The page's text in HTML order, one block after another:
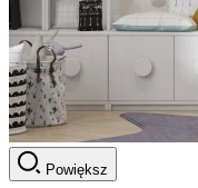
Powiększ